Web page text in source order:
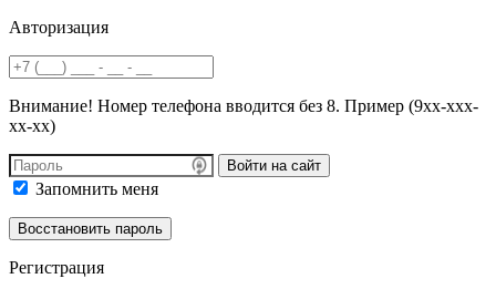
Авторизация
Внимание! Номер телефона вводится без 8. Пример (9хх-ххх-
хх-хх)
Войти на сайт
Запомнить меня
Регистрация